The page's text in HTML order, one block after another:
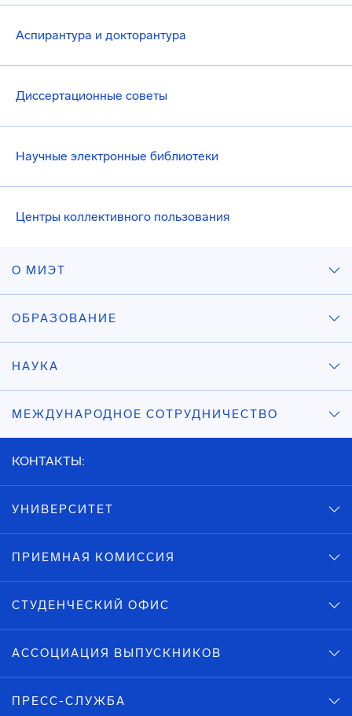
Аспирантура и докторантура
Диссертационные советы
Научные электронные библиотеки
Центры коллективного пользования
О МИЭТ
ОБРАЗОВАНИЕ
НАУКА
МЕЖДУНАРОДНОЕ СОТРУДНИЧЕСТВО
КОНТАКТЫ:
УНИВЕРСИТЕТ
ПРИЕМНАЯ КОМИССИЯ
СТУДЕНЧЕСКИЙ ОФИС
АССОЦИАЦИЯ ВЫПУСКНИКОВ
ПРЕСС-СЛУЖБА